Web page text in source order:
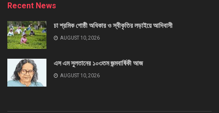
Recent News
চা শ্রমিক গোষ্ঠী অধিকার ও স্বীকৃতির লড়াইয়ে আদিবাসী
AUGUST 10, 2026
এস এম সুলতানের ১০৩তম জন্মবার্ষিকী আজ
AUGUST 10, 2026